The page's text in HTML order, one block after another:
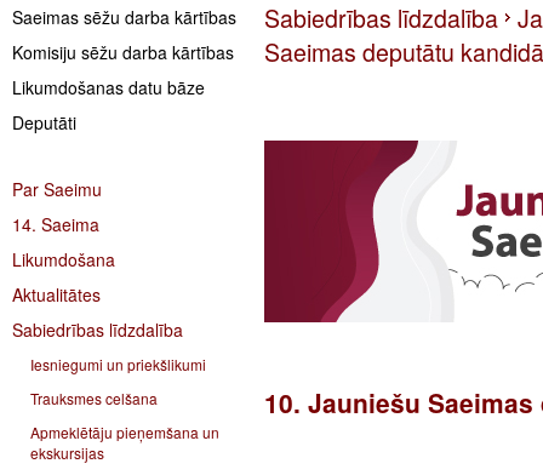
Saeimas sēžu darba kārtības
Komisiju sēžu darba kārtības
Likumdošanas datu bāze
Deputāti
Par Saeimu
14. Saeima
Likumdošana
Aktualitātes
Sabiedrības līdzdalība
Iesniegumi un priekšlikumi
Trauksmes celšana
Apmeklētāju pieņemšana un
ekskursijas
Sabiedrības līdzdalība
Saeimas deputātu
10. Jauniešu